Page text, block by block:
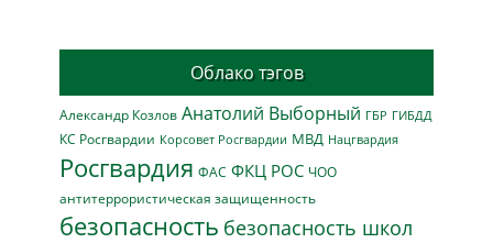
Облако тэгов
Александр Козлов Анатолий Выборный ГБР ГИБДД
КС Росгвардии Корсовет Росгвардии МВД Нацгвардия
Росгвардия ФАС ФКЦ РОС ЧОО
антитеррористическая защищенность
безопасность безопасность школ